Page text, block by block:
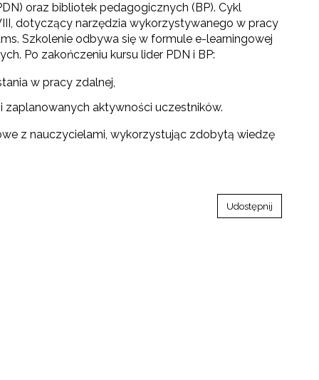
oraz bibliotek pedagogicznych (BP). Cykl
dotyczący narzędzia wykorzystywanego w pracy
Szkolenie odbywa się w formule e-learningowej
Po zakończeniu kursu lider PDN i BP:
w pracy zdalnej,
aktywności uczestników.
z nauczycielami, wykorzystując zdobytą wiedzę
Udostępnij